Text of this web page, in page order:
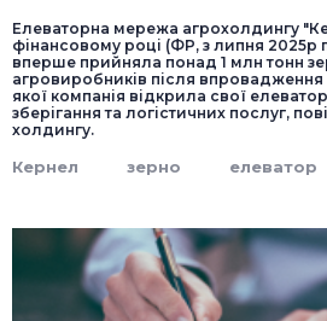
Елеваторна мережа агрохолдингу
фінансовому році (ФР, з липня 2025р
вперше прийняла понад 1 млн тонн
агровиробників після впровадження
якої компанія відкрила свої
зберігання та логістичних послуг,
холдингу.
Кернел зерно елеватор